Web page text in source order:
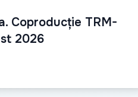
Coproducție TRM-
2026